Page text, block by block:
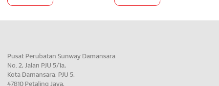
Pusat Perubatan Sunway Damansara
No. 2, Jalan PJU 5/1a,
Kota Damansara, PJU 5,
47810 Petaling Jaya,